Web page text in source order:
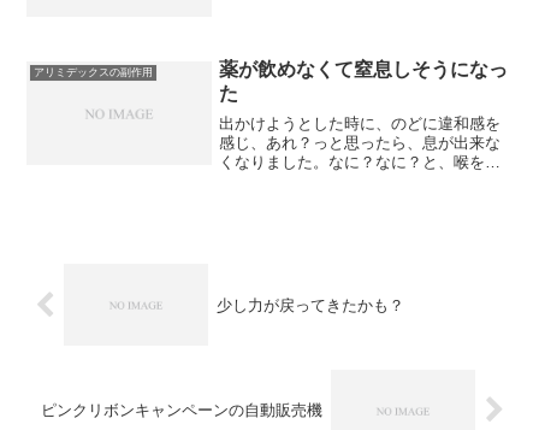
プライベートでも初対面の人...
アリミデックスの副作用
薬が飲めなくて窒息しそうになっ
た
出かけようとした時に、のどに違和感を
感じ、あれ？っと思ったら、息が出来な
くなりました。なに？なに？と、喉を動
少し力が戻ってきたかも？
ピンクリボンキャンペーンの自動販売機